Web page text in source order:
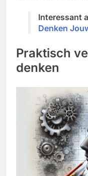
Interessant
Denken
Praktisch
denken